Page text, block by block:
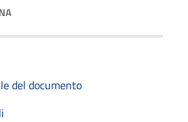
del documento